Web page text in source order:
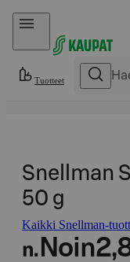
Hyppää sisältöön
Tuotteet
Snellman
50 g
Kaikki Snellman-
n. Noin